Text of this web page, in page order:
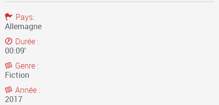
Pays:
Allemagne
Durée :
00:09'
Genre :
Fiction
Année :
2017